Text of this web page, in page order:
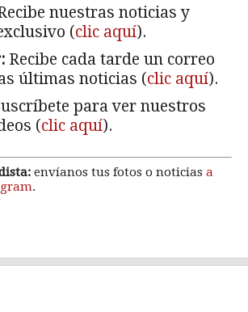
nuestras noticias y
(clic aquí).
Recibe cada tarde un correo
últimas noticias (clic aquí).
para ver nuestros
(clic aquí).
envíanos tus fotos o noticias a
.